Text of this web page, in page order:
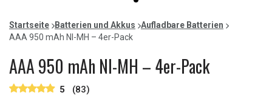
item
0
of
1
Startseite Batterien und Akkus
Aufladbare Batterien
AAA 950 mAh NI-MH – 4er-Pack
AAA 950 mAh NI-MH – 4er-Pack
5 (83)